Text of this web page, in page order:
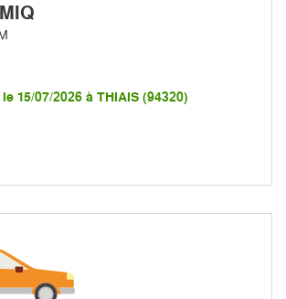
15/07/2026 à THIAIS (94320)